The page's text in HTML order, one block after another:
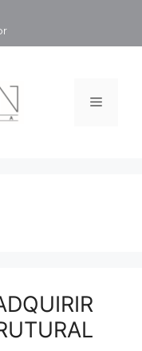
Menu